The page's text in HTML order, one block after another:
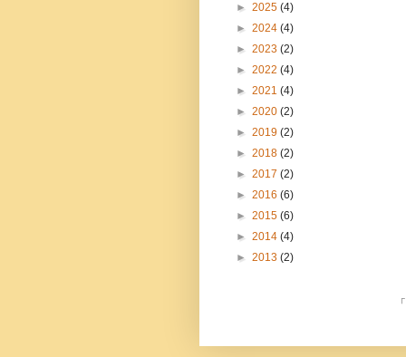
► 2025 (4)
► 2024 (4)
► 2023 (2)
► 2022 (4)
► 2021 (4)
► 2020 (2)
► 2019 (2)
► 2018 (2)
► 2017 (2)
► 2016 (6)
► 2015 (6)
► 2014 (4)
► 2013 (2)